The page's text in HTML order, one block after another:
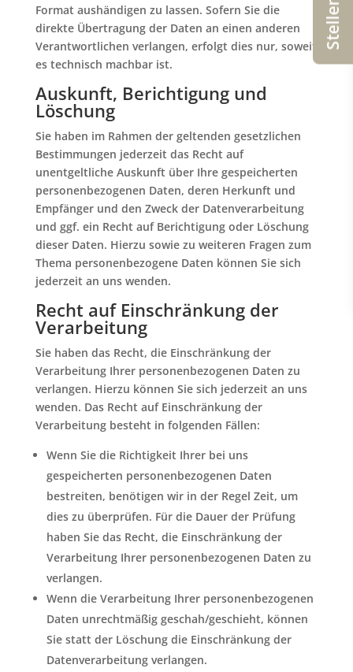
Format aushändigen zu lassen. Sofern Sie die
direkte Übertragung der Daten an einen anderen
Verantwortlichen verlangen, erfolgt dies nur, soweit
es technisch machbar ist.
Auskunft, Berichtigung und
Löschung
Sie haben im Rahmen der geltenden gesetzlichen
Bestimmungen jederzeit das Recht auf
unentgeltliche Auskunft über Ihre gespeicherten
personenbezogenen Daten, deren Herkunft und
Empfänger und den Zweck der Datenverarbeitung
und ggf. ein Recht auf Berichtigung oder Löschung
dieser Daten. Hierzu sowie zu weiteren Fragen zum
Thema personenbezogene Daten können Sie sich
jederzeit an uns wenden.
Recht auf Einschränkung der
Verarbeitung
Sie haben das Recht, die Einschränkung der
Verarbeitung Ihrer personenbezogenen Daten zu
verlangen. Hierzu können Sie sich jederzeit an uns
wenden. Das Recht auf Einschränkung der
Verarbeitung besteht in folgenden Fällen:
Wenn Sie die Richtigkeit Ihrer bei uns
gespeicherten personenbezogenen Daten
bestreiten, benötigen wir in der Regel Zeit, um
dies zu überprüfen. Für die Dauer der Prüfung
haben Sie das Recht, die Einschränkung der
Verarbeitung Ihrer personenbezogenen Daten zu
verlangen.
Wenn die Verarbeitung Ihrer personenbezogenen
Daten unrechtmäßig geschah/geschieht, können
Sie statt der Löschung die Einschränkung der
Datenverarbeitung verlangen.